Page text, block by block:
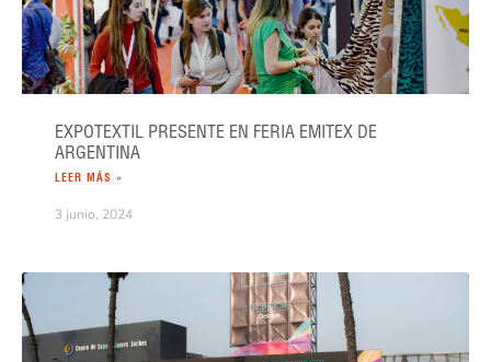
EXPOTEXTIL PRESENTE EN FERIA EMITEX DE
ARGENTINA
LEER MÁS »
3 junio, 2024